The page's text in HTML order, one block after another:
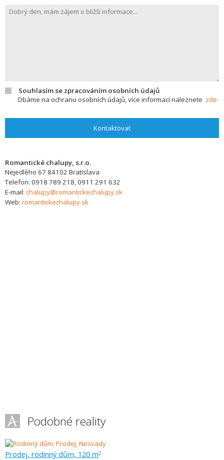
Souhlasím se zpracováním osobních údajů
Dbáme na ochranu osobních údajů, více informací naleznete zde
Kontaktovat
Romantické chalupy, s.r.o.
Nejedlého 67 84102 Bratislava
Telefon: 0918 789 218, 0911 291 632
E-mail: chalupy@romantickechalupy.sk
Web: romantickechalupy.sk
Podobné reality
Prodej, rodinný dům, 120 m2